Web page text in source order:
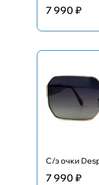
7 990 ₽
С/з очки
7 990 ₽